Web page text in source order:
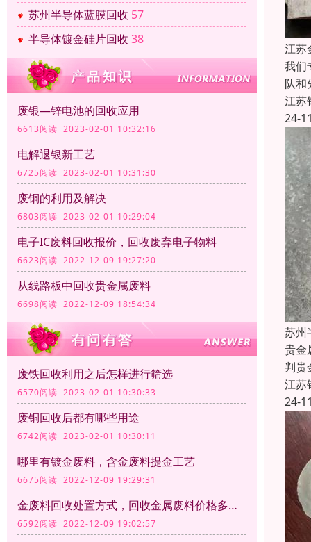
苏州半导体蓝膜回收 57
半导体镀金硅片回收 38
废银—锌电池的回收应用
6613阅读 2023-02-01 10:32:16
电解退银新工艺
6725阅读 2023-02-01 10:31:30
废铜的利用及解决
6803阅读 2023-02-01 10:29:04
电子IC废料回收报价，回收废弃电子物料
6623阅读 2022-12-09 19:27:20
从线路板中回收贵金属废料
6698阅读 2022-12-09 18:54:34
废铁回收利用之后怎样进行筛选
6570阅读 2023-02-01 10:30:33
废铜回收后都有哪些用途
6742阅读 2023-02-01 10:30:11
哪里有镀金废料，含金废料提金工艺
6675阅读 2022-12-09 19:29:31
金废料回收处置方式，回收金属废料价格多少钱一公斤？
6592阅读 2022-12-09 19:02:57
江苏
我们
队和
江苏
24-
苏州
贵金
判贵
江苏
24-